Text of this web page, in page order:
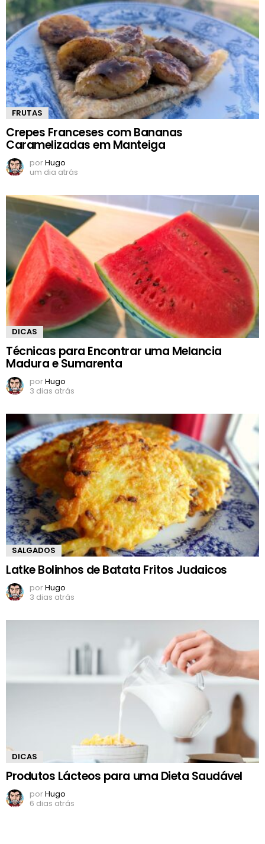
FRUTAS
Crepes Franceses com Bananas
Caramelizadas em Manteiga
porHugo
um dia atrás
DICAS
Técnicas para Encontrar uma Melancia
Madura e Sumarenta
porHugo
3 dias atrás
SALGADOS
Latke Bolinhos de Batata Fritos Judaicos
porHugo
3 dias atrás
DICAS
Produtos Lácteos para uma Dieta Saudável
porHugo
6 dias atrás